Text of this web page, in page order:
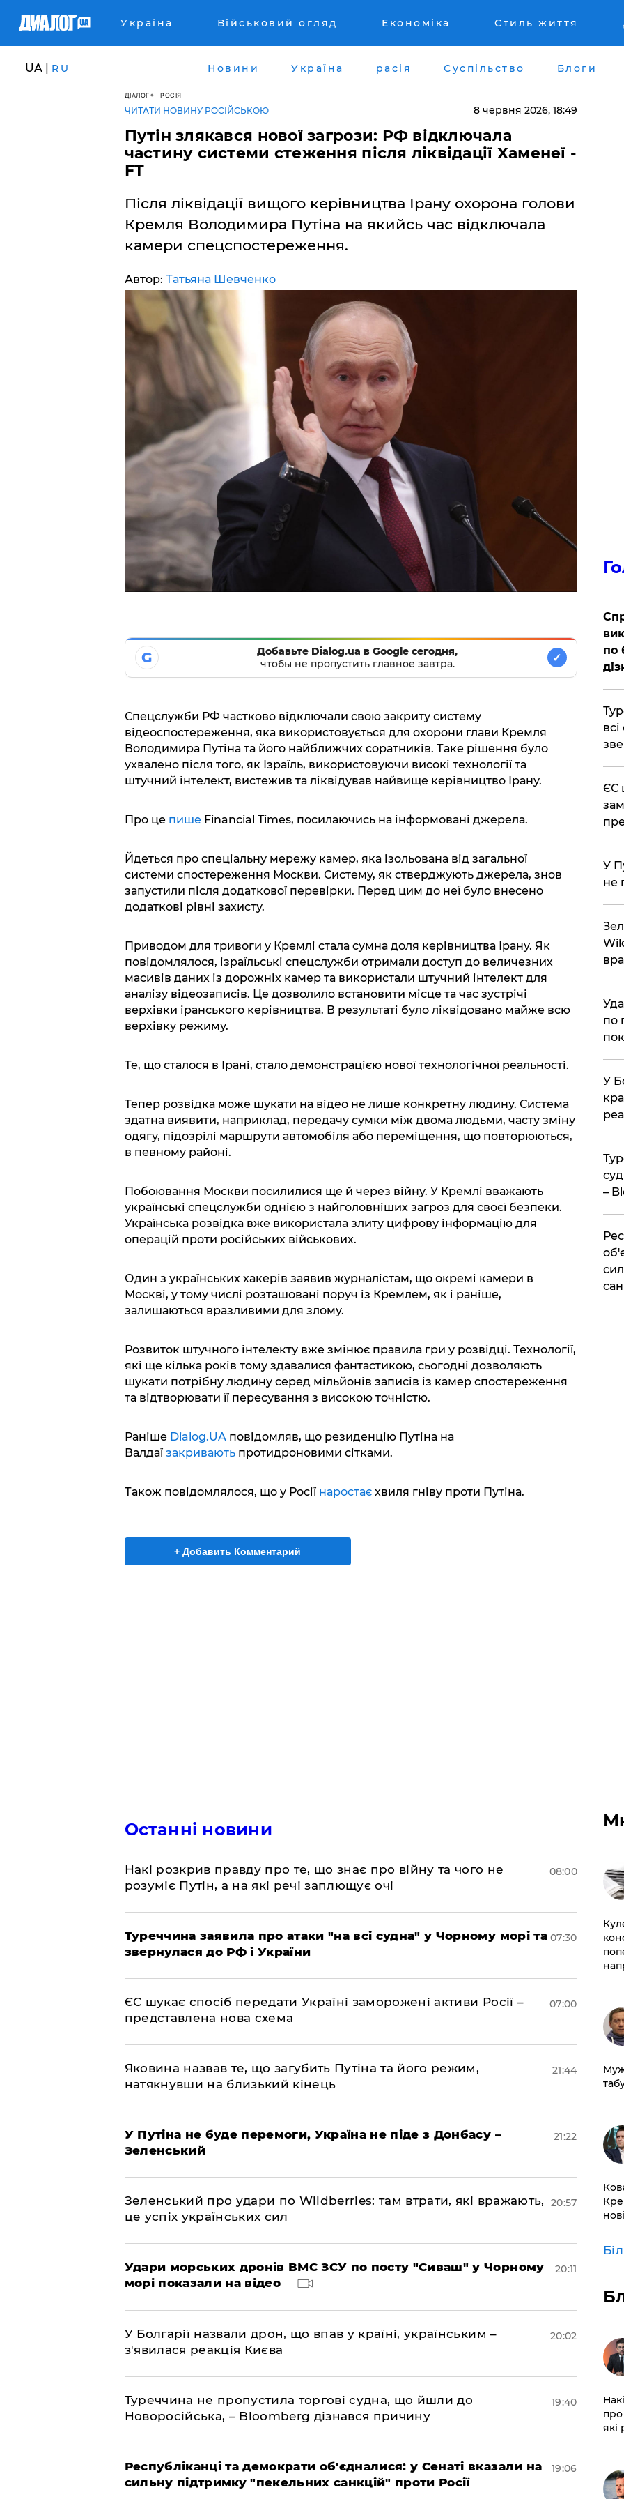
Україна Військовий огляд Економіка Стиль життя
UA | RU Новини Україна расія Суспільство Блоги
ДІАЛОГ РОСІЯ
ЧИТАТИ НОВИНУ РОСІЙСЬКОЮ 8 червня 2026, 18:49
​Путін злякався нової загрози: РФ відключала
частину системи стеження після ліквідації Хаменеї -
FT
Після ліквідації вищого керівництва Ірану охорона голови
Кремля Володимира Путіна на якийсь час відключала
камери спецспостереження.
Автор: Татьяна Шевченко
G
Добавьте Dialog.ua в Google сегодня,
чтобы не пропустить главное завтра.
✓
Спецслужби РФ частково відключали свою закриту систему
відеоспостереження, яка використовується для охорони глави Кремля
Володимира Путіна та його найближчих соратників. Таке рішення було
ухвалено після того, як Ізраїль, використовуючи високі технології та
штучний інтелект, вистежив та ліквідував найвище керівництво Ірану.
Про це пише Financial Times, посилаючись на інформовані джерела.
Йдеться про спеціальну мережу камер, яка ізольована від загальної
системи спостереження Москви. Систему, як стверджують джерела, знов
запустили після додаткової перевірки. Перед цим до неї було внесено
додаткові рівні захисту.
Приводом для тривоги у Кремлі стала сумна доля керівництва Ірану. Як
повідомлялося, ізраїльські спецслужби отримали доступ до величезних
масивів даних із дорожніх камер та використали штучний інтелект для
аналізу відеозаписів. Це дозволило встановити місце та час зустрічі
верхівки іранського керівництва. В результаті було ліквідовано майже всю
верхівку режиму.
Те, що сталося в Ірані, стало демонстрацією нової технологічної реальності.
Тепер розвідка може шукати на відео не лише конкретну людину. Система
здатна виявити, наприклад, передачу сумки між двома людьми, часту зміну
одягу, підозрілі маршрути автомобіля або переміщення, що повторюються,
в певному районі.
Побоювання Москви посилилися ще й через війну. У Кремлі вважають
українські спецслужби однією з найголовніших загроз для своєї безпеки.
Українська розвідка вже використала злиту цифрову інформацію для
операцій проти російських військових.
Один з українських хакерів заявив журналістам, що окремі камери в
Москві, у тому числі розташовані поруч із Кремлем, як і раніше,
залишаються вразливими для злому.
Розвиток штучного інтелекту вже змінює правила гри у розвідці. Технології,
які ще кілька років тому здавалися фантастикою, сьогодні дозволяють
шукати потрібну людину серед мільйонів записів із камер спостереження
та відтворювати її пересування з високою точністю.
Раніше Dialog.UAповідомляв, що резиденцію Путіна на
Валдаї закривають протидроновими сітками.
Також повідомлялося, що у Росії наростає хвиля гніву проти Путіна.
+ Добавить Комментарий
Останні новини
Накі розкрив правду про те, що знає про війну та чого не
розуміє Путін, а на які речі заплющує очі
08:00
Туреччина заявила про атаки "на всі судна" у Чорному морі та
звернулася до РФ і України
07:30
ЄС шукає спосіб передати Україні заморожені активи Росії –
представлена ​​нова схема
07:00
Яковина назвав те, що загубить Путіна та його режим,
натякнувши на близький кінець
21:44
У Путіна не буде перемоги, Україна не піде з Донбасу –
Зеленський
21:22
Зеленський про удари по Wildberries: там втрати, які вражають,
це успіх українських сил
20:57
Удари морських дронів ВМС ЗСУ по посту "Сиваш" у Чорному
морі показали на відео
20:11
У Болгарії назвали дрон, що впав у країні, українським –
з'явилася реакція Києва
20:02
Туреччина не пропустила торгові судна, що йшли до
Новоросійська, – Bloomberg дізнався причину
19:40
Республіканці та демократи об'єдналися: у Сенаті вказали на
сильну підтримку "пекельних санкцій" проти Росії
19:06
по
ЄС
У
не
по
У
–
про
які